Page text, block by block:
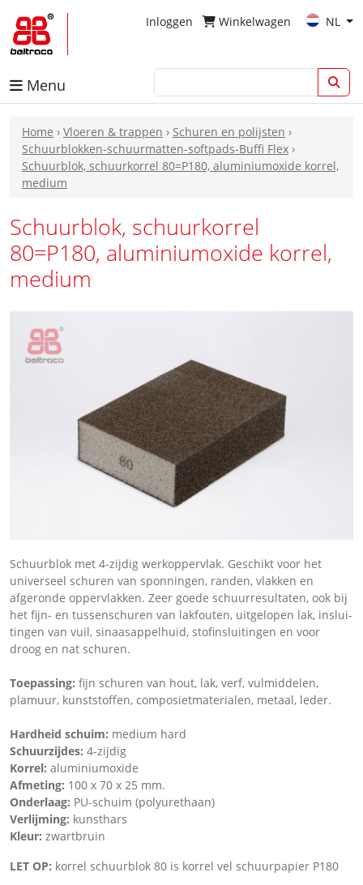
Inloggen Winkelwagen NL
Menu
Home › Vloeren & trappen › Schuren en polijsten ›
Schuurblokken-schuurmatten-softpads-Buffi Flex ›
Schuurblok, schuurkorrel 80=P180, aluminiumoxide korrel,
medium
Schuurblok, schuurkorrel
80=P180, aluminiumoxide korrel,
medium
Schuurblok met 4-zijdig werkoppervlak. Geschikt voor het
universeel schuren van sponningen, randen, vlakken en
afgeronde oppervlakken. Zeer goede schuurresultaten, ook bij
het fijn- en tussenschuren van lakfouten, uitgelopen lak, inslui­
tingen van vuil, sinaasappelhuid, stofinsluitingen en voor
droog en nat schuren.
Toepassing: fijn schuren van hout, lak, verf, vulmiddelen,
plamuur, kunststoffen, composietmaterialen, metaal, leder.
Hardheid schuim: medium hard
Schuurzijdes: 4-zijdig
Korrel: aluminiumoxide
Afmeting: 100 x 70 x 25 mm.
Onderlaag: PU-schuim (polyurethaan)
Verlijming: kunsthars
Kleur: zwartbruin
LET OP: korrel schuurblok 80 is korrel vel schuurpapier P180